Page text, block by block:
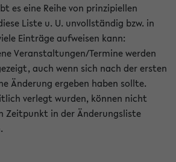
es eine Reihe von prinzipiellen
Liste u. U. unvollständig bzw. in
Einträge aufweisen kann:
Veranstaltungen/Termine werden
auch wenn sich nach der ersten
Änderung ergeben haben sollte.
verlegt wurden, können nicht
Zeitpunkt in der Änderungsliste